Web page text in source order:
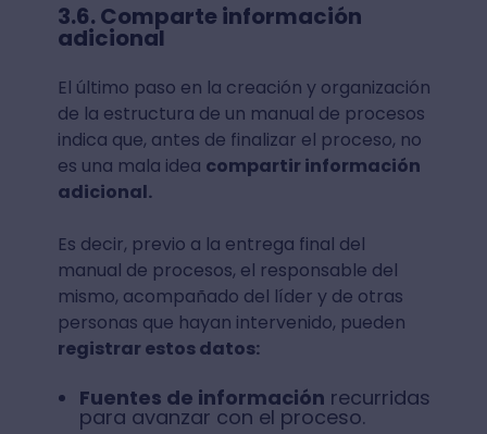
3.6. Comparte información
adicional
El último paso en la creación y organización
de la estructura de un manual de procesos
indica que, antes de finalizar el proceso, no
es una mala idea compartir información
adicional.
Es decir, previo a la entrega final del
manual de procesos, el responsable del
mismo, acompañado del líder y de otras
personas que hayan intervenido, pueden
registrar estos datos:
Fuentes de información recurridas
para avanzar con el proceso.